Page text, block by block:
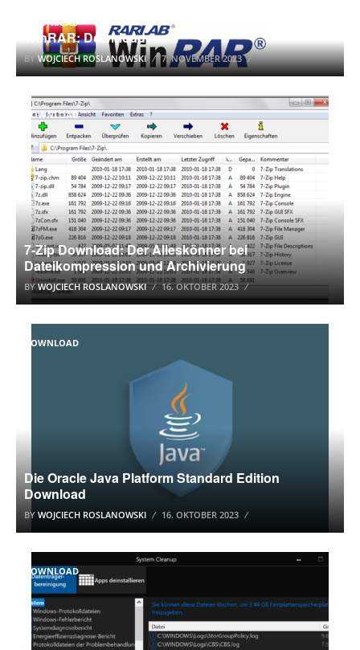
DOWNLOAD
WinRAR: Download
BYWOJCIECH ROSLANOWSKI 7. NOVEMBER 2023
DOWNLOAD
7-Zip Download: Der Alleskönner bei
Dateikompression und Archivierung
BYWOJCIECH ROSLANOWSKI 16. OKTOBER 2023
DOWNLOAD
Die Oracle Java Platform Standard Edition
Download
BY WOJCIECH ROSLANOWSKI 16. OKTOBER 2023
DOWNLOAD